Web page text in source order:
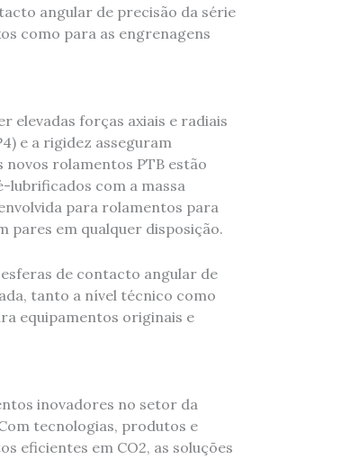
angular de precisão da série
como para as engrenagens
elevadas forças axiais e radiais
e a rigidez asseguram
novos rolamentos PTB estão
lubrificados com a massa
para rolamentos para
pares em qualquer disposição.
de contacto angular de
tanto a nível técnico como
equipamentos originais e
inovadores no setor da
tecnologias, produtos e
eficientes em CO2, as soluções